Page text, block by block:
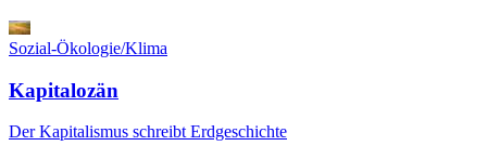
Sozial-Ökologie/Klima
Kapitalozän
Der Kapitalismus schreibt Erdgeschichte